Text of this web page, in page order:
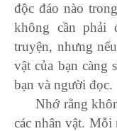
độc đáo nào
không cần phải
truyện, nhưng
vật của bạn càng
bạn và người đọc.
Nhớ rằng
các nhân vật. Mỗi